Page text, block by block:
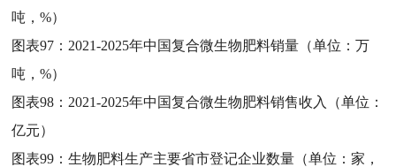
吨，%）
图表97： 2021-2025年中国复合微生物肥料销量（单位：万
吨，%）
图表98： 2021-2025年中国复合微生物肥料销售收入（单位：
亿元）
图表99：生物肥料生产主要省市登记企业数量（单位：家，